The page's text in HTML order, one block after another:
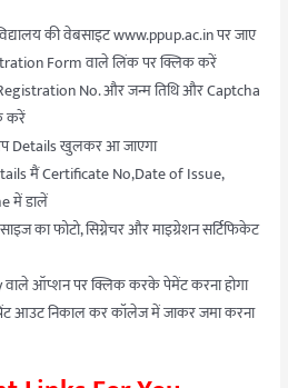
की वेबसाइट www.ppup.ac.in पर जाए
Form वाले लिंक पर क्लिक करें
No. और जन्म तिथि और Captcha
करें
Details खुलकर आ जाएगा
मैं Certificate No,Date of Issue,
में डालें
का फोटो, सिग्नेचर और माइग्रेशन सर्टिफिकेट
ऑप्शन पर क्लिक करके पेमेंट करना होगा
आउट निकाल कर कॉलेज में जाकर जमा करना